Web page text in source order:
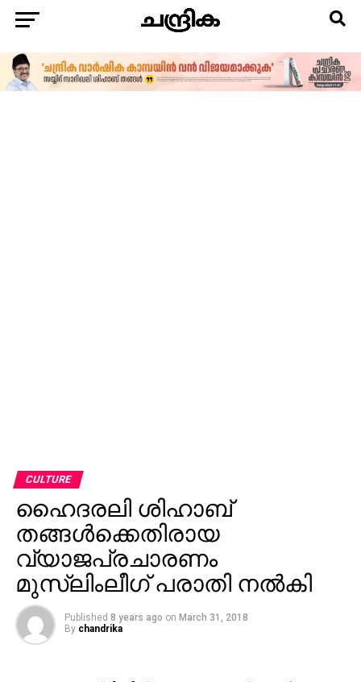
CULTURE
ഹൈദരലി ശിഹാബ്
തങ്ങള്‍ക്കെതിരായ
വ്യാജപ്രചാരണം
മുസ്‌ലിംലീഗ് പരാതി നല്‍കി
Published 8 years ago on March 31, 2018
By chandrika